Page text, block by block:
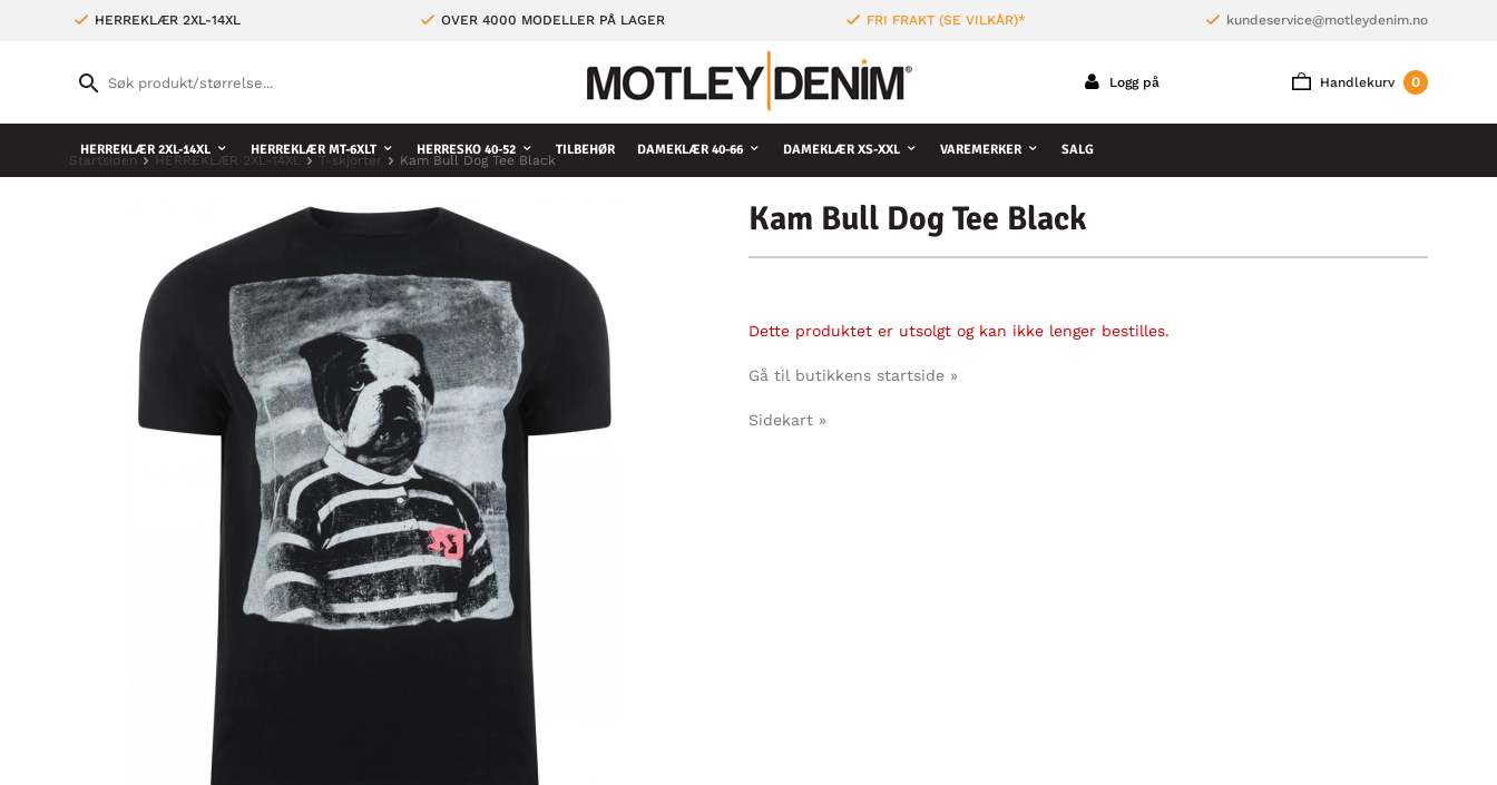
HERREKLÆR 2XL-14XL OVER 4000 MODELLER PÅ LAGER FRI FRAKT (SE VILKÅR)* kundeservice@motleydenim.no
Handlekurv 0
Logg på
HERREKLÆR 2XL-14XL HERREKLÆR MT-6XLT HERRESKO 40-52 TILBEHØR DAMEKLÆR 40-66 DAMEKLÆR XS-XXL VAREMERKER SALG
Startsiden HERREKLÆR 2XL-14XL T-skjorter Kam Bull Dog Tee Black
Kam Bull Dog Tee Black
Dette produktet er utsolgt og kan ikke lenger bestilles.
Gå til butikkens startside »
Sidekart »